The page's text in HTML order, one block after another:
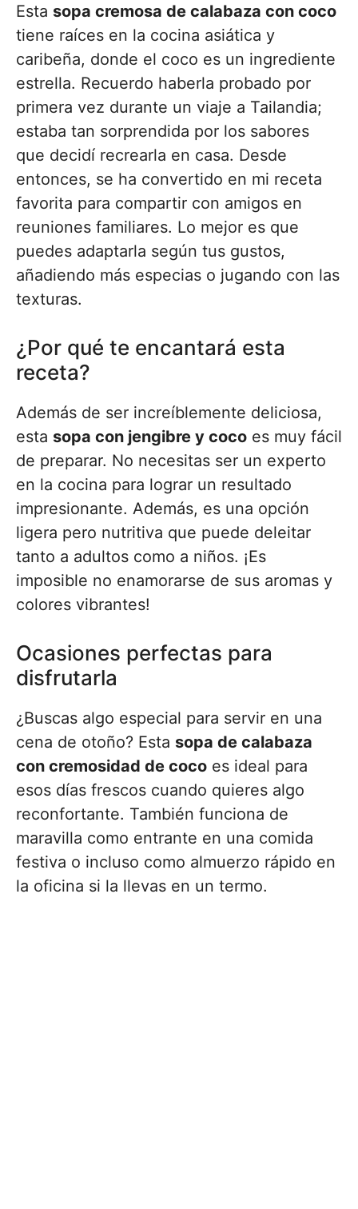
Esta sopa cremosa de calabaza con coco
tiene raíces en la cocina asiática y
caribeña, donde el coco es un ingrediente
estrella. Recuerdo haberla probado por
primera vez durante un viaje a Tailandia;
estaba tan sorprendida por los sabores
que decidí recrearla en casa. Desde
entonces, se ha convertido en mi receta
favorita para compartir con amigos en
reuniones familiares. Lo mejor es que
puedes adaptarla según tus gustos,
añadiendo más especias o jugando con las
texturas.
¿Por qué te encantará esta
receta?
Además de ser increíblemente deliciosa,
esta sopa con jengibre y coco es muy fácil
de preparar. No necesitas ser un experto
en la cocina para lograr un resultado
impresionante. Además, es una opción
ligera pero nutritiva que puede deleitar
tanto a adultos como a niños. ¡Es
imposible no enamorarse de sus aromas y
colores vibrantes!
Ocasiones perfectas para
disfrutarla
¿Buscas algo especial para servir en una
cena de otoño? Esta sopa de calabaza
con cremosidad de coco es ideal para
esos días frescos cuando quieres algo
reconfortante. También funciona de
maravilla como entrante en una comida
festiva o incluso como almuerzo rápido en
la oficina si la llevas en un termo.